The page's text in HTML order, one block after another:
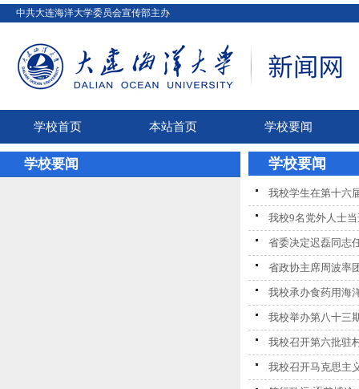
中共大连海洋大学委员会宣传部主办
学校首页 本站首页 学校要闻
学校要闻 学校要闻
我校学生在第十六
我校9名党外人士
省委决定迟磊同志
省政协主席周波率
我校承办食药用海
我校举办第八十三
我校召开第六批驻
我校召开马克思主